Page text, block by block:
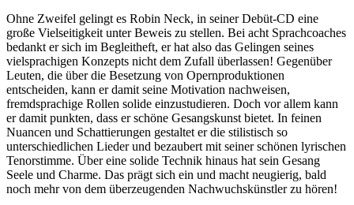
Ohne Zweifel gelingt es Robin Neck, in seiner Debüt-CD eine
große Vielseitigkeit unter Beweis zu stellen. Bei acht Sprachcoaches
bedankt er sich im Begleitheft, er hat also das Gelingen seines
vielsprachigen Konzepts nicht dem Zufall überlassen! Gegenüber
Leuten, die über die Besetzung von Opernproduktionen
entscheiden, kann er damit seine Motivation nachweisen,
fremdsprachige Rollen solide einzustudieren. Doch vor allem kann
er damit punkten, dass er schöne Gesangskunst bietet. In feinen
Nuancen und Schattierungen gestaltet er die stilistisch so
unterschiedlichen Lieder und bezaubert mit seiner schönen lyrischen
Tenorstimme. Über eine solide Technik hinaus hat sein Gesang
Seele und Charme. Das prägt sich ein und macht neugierig, bald
noch mehr von dem überzeugenden Nachwuchskünstler zu hören!